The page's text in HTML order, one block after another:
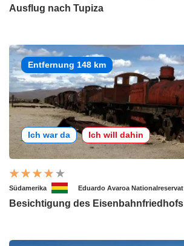
Ausflug nach Tupiza
Entfernung 148 km
Ich war da Ich will dahin
Südamerika Eduardo Avaroa Nationalreservat
Besichtigung des Eisenbahnfriedhofs